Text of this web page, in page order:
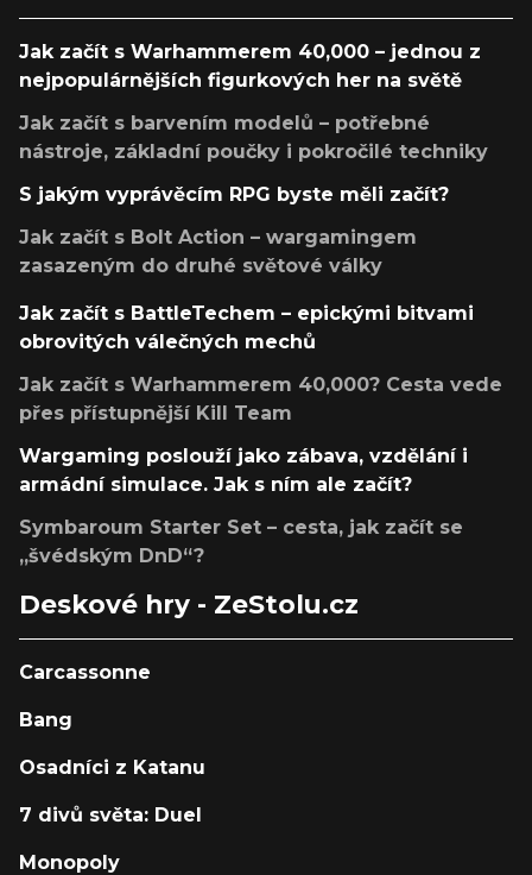
Jak začít s Warhammerem 40,000 – jednou z
nejpopulárnějších figurkových her na světě
Jak začít s barvením modelů – potřebné
nástroje, základní poučky i pokročilé techniky
S jakým vyprávěcím RPG byste měli začít?
Jak začít s Bolt Action – wargamingem
zasazeným do druhé světové války
Jak začít s BattleTechem – epickými bitvami
obrovitých válečných mechů
Jak začít s Warhammerem 40,000? Cesta vede
přes přístupnější Kill Team
Wargaming poslouží jako zábava, vzdělání i
armádní simulace. Jak s ním ale začít?
Symbaroum Starter Set – cesta, jak začít se
„švédským DnD“?
Deskové hry - ZeStolu.cz
Carcassonne
Bang
Osadníci z Katanu
7 divů světa: Duel
Monopoly